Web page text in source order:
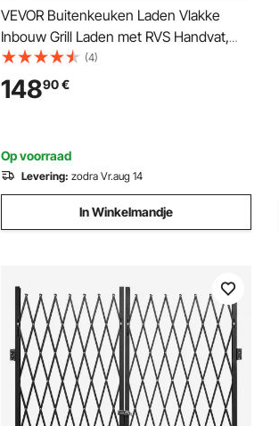
VEVOR Buitenkeuken Laden Vlakke
Inbouw Grill Laden met RVS Handvat,
Grill Eiland Laden voor Buitenkeukens of
Patio Grill Stations 377 x 646 x 480 mm
(4)
14890€
Op voorraad
Levering: zodra Vr.aug 14
In Winkelmandje